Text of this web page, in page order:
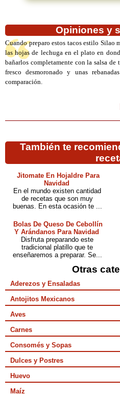
Opiniones y
Cuando preparo estos tacos estilo Silao
las hojas de lechuga en el plato en
bañarlos completamente con la salsa de
fresco desmoronado y unas
comparación.
También te
Jitomate En Hojaldre Para
Navidad
En el mundo existen cantidad
de recetas que son muy
buenas. En esta ocasión te ...
Bolas De Queso De Cebollín
Y Arándanos Para Navidad
Disfruta preparando este
tradicional platillo que te
enseñaremos a preparar. Se...
Otras
Aderezos y Ensaladas
Antojitos Mexicanos
Aves
Carnes
Consomés y Sopas
Dulces y Postres
Huevo
Maíz